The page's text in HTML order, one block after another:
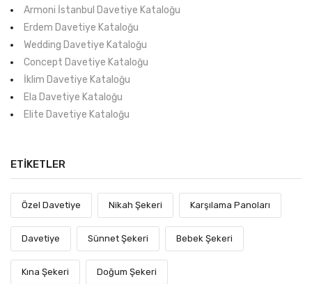
Armoni İstanbul Davetiye Kataloğu
Erdem Davetiye Kataloğu
Wedding Davetiye Kataloğu
Concept Davetiye Kataloğu
İklim Davetiye Kataloğu
Ela Davetiye Kataloğu
Elite Davetiye Kataloğu
ETİKETLER
Özel Davetiye Nikah Şekeri Karşılama Panoları
Davetiye Sünnet Şekeri Bebek Şekeri
Kına Şekeri Doğum Şekeri